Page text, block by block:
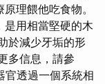
理餵他吃食物。
是用相當堅硬的木
於減少牙垢的形
多信息，請參
官透過一個系統相